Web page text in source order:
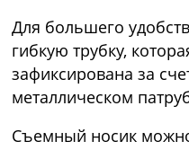
Для большего
гибкую трубку,
зафиксирована за
металлическом
Съемный носик